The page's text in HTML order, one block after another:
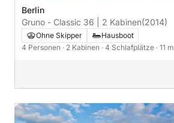
Berlin
Gruno - Classic 36 | 2 Kabinen(2014)
Ohne Skipper
Hausboot
4 Personen · 2 Kabinen · 4 Schlafplätze · 11 m